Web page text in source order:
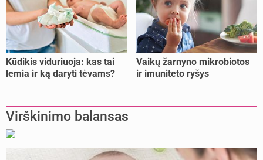
Kūdikis viduriuoja: kas tai
lemia ir ką daryti tėvams?
Vaikų žarnyno mikrobiotos
ir imuniteto ryšys
Virškinimo balansas